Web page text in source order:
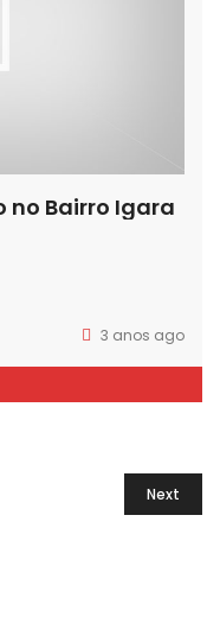
no Bairro Igara
3 anos ago
Next